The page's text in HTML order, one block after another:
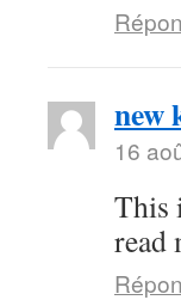
new
16
This
read